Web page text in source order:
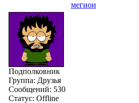
мегион
Подполковник
Группа: Друзья
Сообщений: 530
Статус: Offline